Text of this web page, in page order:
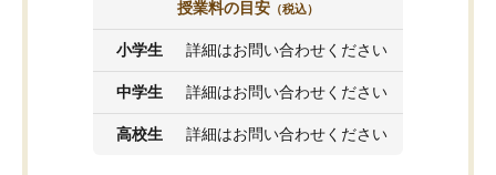
授業料の目安 （税込）
小学生 詳細はお問い合わせください
中学生 詳細はお問い合わせください
高校生 詳細はお問い合わせください